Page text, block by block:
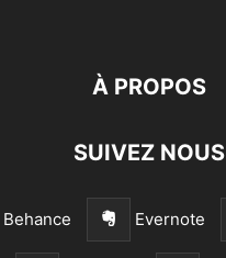
À PROPOS
SUIVEZ NOUS
Behance Evernote